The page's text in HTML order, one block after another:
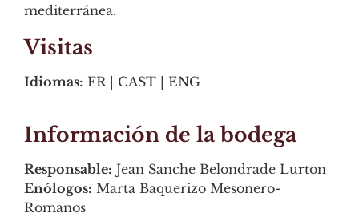
mediterránea.
Visitas
Idiomas: FR | CAST | ENG
Información de la bodega
Responsable: Jean Sanche Belondrade Lurton
Enólogos: Marta Baquerizo Mesonero-
Romanos